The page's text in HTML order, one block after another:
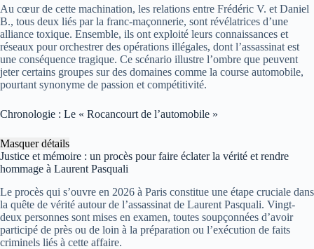
Au cœur de cette machination, les relations entre Frédéric V. et Daniel
B., tous deux liés par la franc-maçonnerie, sont révélatrices d’une
alliance toxique. Ensemble, ils ont exploité leurs connaissances et
réseaux pour orchestrer des opérations illégales, dont l’assassinat est
une conséquence tragique. Ce scénario illustre l’ombre que peuvent
jeter certains groupes sur des domaines comme la course automobile,
pourtant synonyme de passion et compétitivité.
Chronologie : Le « Rocancourt de l’automobile »
Masquer détails
Justice et mémoire : un procès pour faire éclater la vérité et rendre
hommage à Laurent Pasquali
Le procès qui s’ouvre en 2026 à Paris constitue une étape cruciale dans
la quête de vérité autour de l’assassinat de Laurent Pasquali. Vingt-
deux personnes sont mises en examen, toutes soupçonnées d’avoir
participé de près ou de loin à la préparation ou l’exécution de faits
criminels liés à cette affaire.